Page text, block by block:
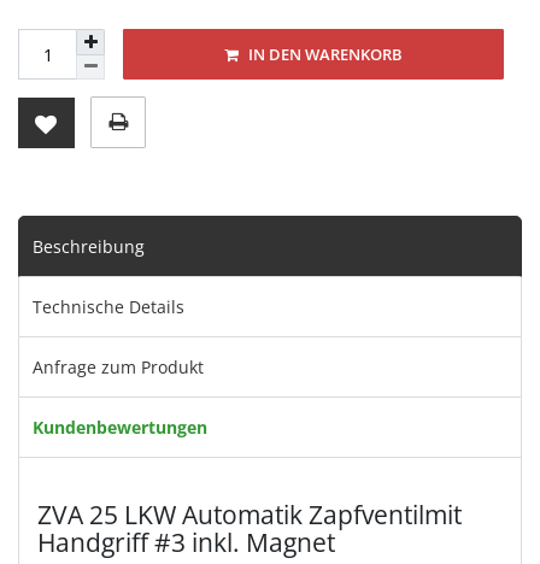
IN DEN WARENKORB
Beschreibung
Technische Details
Anfrage zum Produkt
Kundenbewertungen
ZVA 25 LKW Automatik Zapfventilmit
Handgriff #3 inkl. Magnet